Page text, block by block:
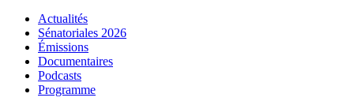
Actualités
Sénatoriales 2026
Émissions
Documentaires
Podcasts
Programme